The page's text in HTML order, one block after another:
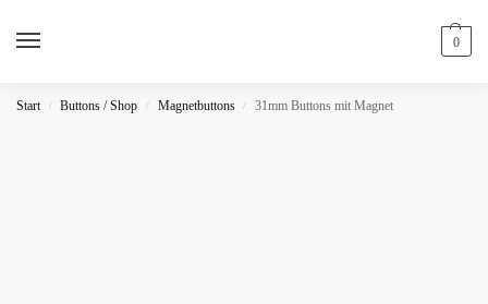
0
Start / Buttons / Shop / Magnetbuttons / 31mm Buttons mit Magnet